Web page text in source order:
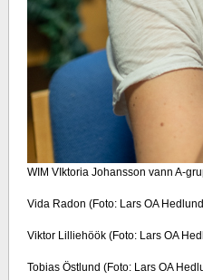
WIM VIktoria Johansson vann A-
Vida Radon (Foto: Lars OA
Viktor Lilliehöök (Foto: Lars OA
Tobias Östlund (Foto: Lars OA